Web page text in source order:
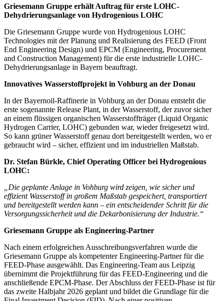
Griesemann Gruppe erhält Auftrag für erste LOHC-
Dehydrierungsanlage von Hydrogenious LOHC
Die Griesemann Gruppe wurde von Hydrogenious LOHC
Technologies mit der Planung und Realisierung des FEED (Front
End Engineering Design) und EPCM (Engineering, Procurement
and Construction Management) für die erste industrielle LOHC-
Dehydrierungsanlage in Bayern beauftragt.
Innovatives Wasserstoffprojekt in Vohburg an der Donau
In der Bayernoil-Raffinerie in Vohburg an der Donau entsteht die
erste sogenannte Release Plant, in der Wasserstoff, der zuvor sicher
an einem flüssigen organischen Wasserstoffträger (Liquid Organic
Hydrogen Carrier, LOHC) gebunden war, wieder freigesetzt wird.
So kann grüner Wasserstoff genau dort bereitgestellt werden, wo er
gebraucht wird – sicher, effizient und im industriellen Maßstab.
Dr. Stefan Bürkle, Chief Operating Officer bei Hydrogenious
LOHC:
„Die geplante Anlage in Vohburg wird zeigen, wie sicher und
effizient Wasserstoff in großem Maßstab gespeichert, transportiert
und bereitgestellt werden kann – ein entscheidender Schritt für die
Versorgungssicherheit und die Dekarbonisierung der Industrie.“
Griesemann Gruppe als Engineering-Partner
Nach einem erfolgreichen Ausschreibungsverfahren wurde die
Griesemann Gruppe als kompetenter Engineering-Partner für die
FEED-Phase ausgewählt. Das Engineering-Team aus Leipzig
übernimmt die Projektführung für das FEED-Engineering und die
anschließende EPCM-Phase. Der Abschluss der FEED-Phase ist für
das zweite Halbjahr 2026 geplant und bildet die Grundlage für die